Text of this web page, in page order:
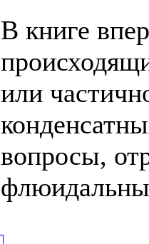
В книге
или
вопросы,